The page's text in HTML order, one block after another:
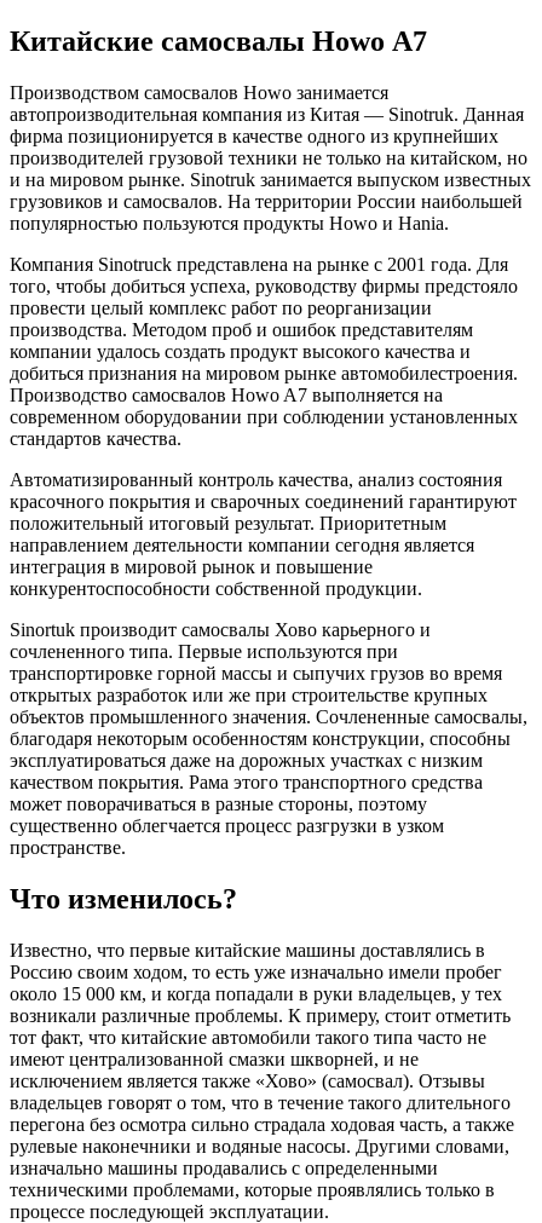
Китайские самосвалы Howo А7
Производством самосвалов Howo занимается
автопроизводительная компания из Китая — Sinotruk. Данная
фирма позиционируется в качестве одного из крупнейших
производителей грузовой техники не только на китайском, но
и на мировом рынке. Sinotruk занимается выпуском известных
грузовиков и самосвалов. На территории России наибольшей
популярностью пользуются продукты Howo и Hania.
Компания Sinotruck представлена на рынке с 2001 года. Для
того, чтобы добиться успеха, руководству фирмы предстояло
провести целый комплекс работ по реорганизации
производства. Методом проб и ошибок представителям
компании удалось создать продукт высокого качества и
добиться признания на мировом рынке автомобилестроения.
Производство самосвалов Howo A7 выполняется на
современном оборудовании при соблюдении установленных
стандартов качества.
Автоматизированный контроль качества, анализ состояния
красочного покрытия и сварочных соединений гарантируют
положительный итоговый результат. Приоритетным
направлением деятельности компании сегодня является
интеграция в мировой рынок и повышение
конкурентоспособности собственной продукции.
Sinortuk производит самосвалы Хово карьерного и
сочлененного типа. Первые используются при
транспортировке горной массы и сыпучих грузов во время
открытых разработок или же при строительстве крупных
объектов промышленного значения. Сочлененные самосвалы,
благодаря некоторым особенностям конструкции, способны
эксплуатироваться даже на дорожных участках с низким
качеством покрытия. Рама этого транспортного средства
может поворачиваться в разные стороны, поэтому
существенно облегчается процесс разгрузки в узком
пространстве.
Что изменилось?
Известно, что первые китайские машины доставлялись в
Россию своим ходом, то есть уже изначально имели пробег
около 15 000 км, и когда попадали в руки владельцев, у тех
возникали различные проблемы. К примеру, стоит отметить
тот факт, что китайские автомобили такого типа часто не
имеют централизованной смазки шкворней, и не
исключением является также «Хово» (самосвал). Отзывы
владельцев говорят о том, что в течение такого длительного
перегона без осмотра сильно страдала ходовая часть, а также
рулевые наконечники и водяные насосы. Другими словами,
изначально машины продавались с определенными
техническими проблемами, которые проявлялись только в
процессе последующей эксплуатации.